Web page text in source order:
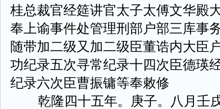
桂总裁官经筵讲官太子太傅文华殿
奉上谕事件处管理刑部户部三库事
随带加二级又加二级臣董诰内大臣
功纪录五次寻常纪录十四次臣德瑛
纪录六次臣曹振镛等奉敕修
乾隆四十五年。庚子。八月壬